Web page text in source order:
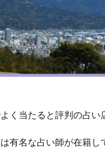
よく当たると評判の占い
は有名な占い師が在籍し